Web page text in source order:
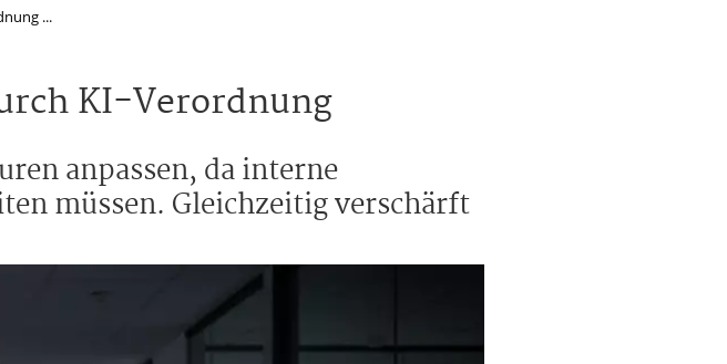
...
KI-Verordnung
anpassen, da interne
müssen. Gleichzeitig verschärft